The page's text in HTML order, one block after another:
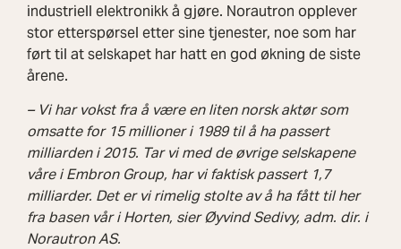
industriell elektronikk å gjøre. Norautron opplever
stor etterspørsel etter sine tjenester, noe som har
ført til at selskapet har hatt en god økning de siste
årene.
– Vi har vokst fra å være en liten norsk aktør som
omsatte for 15 millioner i 1989 til å ha passert
milliarden i 2015. Tar vi med de øvrige selskapene
våre i Embron Group, har vi faktisk passert 1,7
milliarder. Det er vi rimelig stolte av å ha fått til her
fra basen vår i Horten, sier Øyvind Sedivy, adm. dir. i
Norautron AS.